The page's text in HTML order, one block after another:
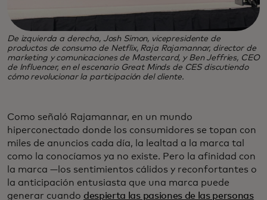
De izquierda a derecha, Josh Simon, vicepresidente de
productos de consumo de Netflix, Raja Rajamannar, director de
marketing y comunicaciones de Mastercard, y Ben Jeffries, CEO
de Influencer, en el escenario Great Minds de CES discutiendo
cómo revolucionar la participación del cliente.
Como señaló Rajamannar, en un mundo
hiperconectado donde los consumidores se topan con
miles de anuncios cada día, la lealtad a la marca tal
como la conocíamos ya no existe. Pero la afinidad con
la marca —los sentimientos cálidos y reconfortantes o
la anticipación entusiasta que una marca puede
generar cuando despierta las pasiones de las personas